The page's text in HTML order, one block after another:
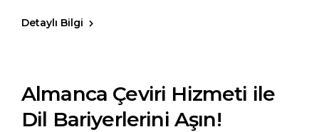
Detaylı Bilgi
Almanca Çeviri Hizmeti ile
Dil Bariyerlerini Aşın!